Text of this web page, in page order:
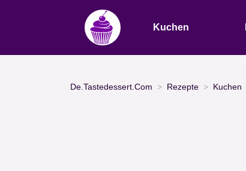
Kuchen
De.Tastedessert.Com Rezepte Kuchen